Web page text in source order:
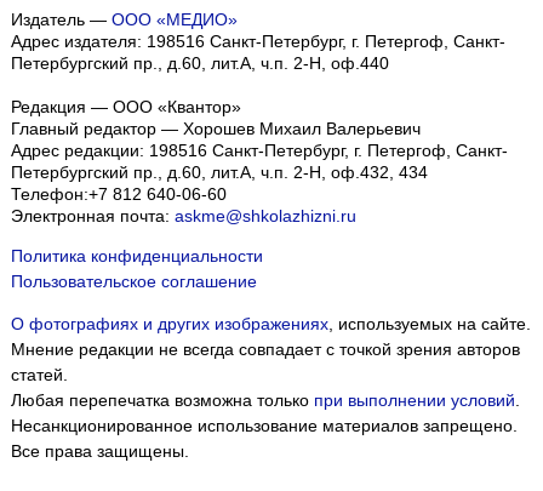
Издатель — ООО «МЕДИО»
Адрес издателя: 198516 Санкт-Петербург, г. Петергоф, Санкт-
Петербургский пр., д.60, лит.А, ч.п. 2-Н, оф.440
Редакция — ООО «Квантор»
Главный редактор — Хорошев Михаил Валерьевич
Адрес редакции: 198516 Санкт-Петербург, г. Петергоф Санкт-
Петербургский пр., д.60, лит.А, ч.п. 2-Н, оф.432, 434
Телефон:+7 812 640-06-60
Электронная почта: askme@shkolazhizni.ru
Политика конфиденциальности
Пользовательское соглашение
О фотографиях и других изображениях, используемых на сайте.
Мнение редакции не всегда совпадает с точкой зрения авторов
статей.
Любая перепечатка возможна только при выполнении условий
Несанкционированное использование материалов запрещено.
Все права защищены.